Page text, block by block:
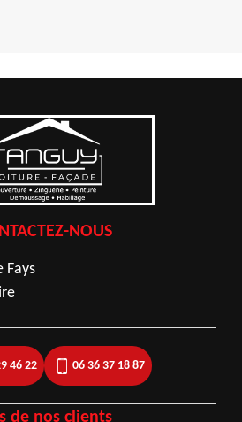
NOUS
Fays
46 22 06 36 37 18 87
de nos clients